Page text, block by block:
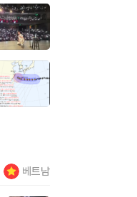
베트남